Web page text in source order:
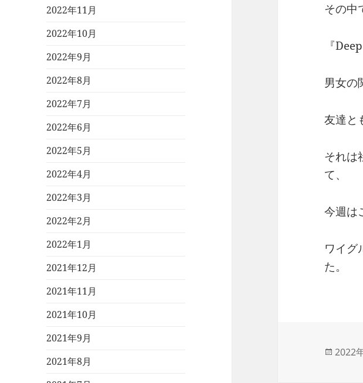
2022年11月
2022年10月
2022年9月
2022年8月
2022年7月
2022年6月
2022年5月
2022年4月
2022年3月
2022年2月
2022年1月
2021年12月
2021年11月
2021年10月
2021年9月
2021年8月
その中
『
男女の
友達と
それは
て、
今週は
ワイグ
た。
投
2022